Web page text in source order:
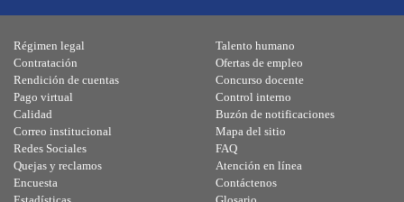
Régimen legal
Contratación
Rendición de cuentas
Pago virtual
Calidad
Talento humano
Ofertas de empleo
Concurso docente
Control interno
Buzón de notificaciones
Correo institucional
Redes Sociales
Quejas y reclamos
Encuesta
Mapa del sitio
FAQ
Atención en línea
Contáctenos